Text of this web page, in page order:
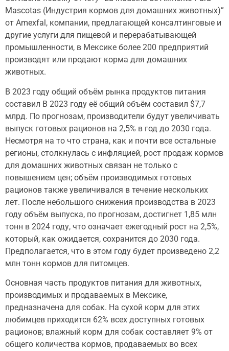
Mascotas (Индустрия кормов для домашних животных)”
от Amexfal, компании, предлагающей консалтинговые и
другие услуги для пищевой и перерабатывающей
промышленности, в Мексике более 200 предприятий
производят или продают корма для домашних
животных.
В 2023 году общий объём рынка продуктов питания
составил В 2023 году её общий объём составил $7,7
млрд. По прогнозам, производители будут увеличивать
выпуск готовых рационов на 2,5% в год до 2030 года.
Несмотря на то что страна, как и почти все остальные
регионы, столкнулась с инфляцией, рост продаж кормов
для домашних животных связан не только с
повышением цен; объём производимых готовых
рационов также увеличивался в течение нескольких
лет. После небольшого снижения производства в 2023
году объём выпуска, по прогнозам, достигнет 1,85 млн
тонн в 2024 году, что означает ежегодный рост на 2,5%,
который, как ожидается, сохранится до 2030 года.
Предполагается, что в этом году будет произведено 2,2
млн тонн кормов для питомцев.
Основная часть продуктов питания для животных,
производимых и продаваемых в Мексике,
предназначена для собак. На сухой корм для этих
любимцев приходится 62% всех доступных готовых
рационов; влажный корм для собак составляет 9% от
общего количества кормов, продаваемых во всех